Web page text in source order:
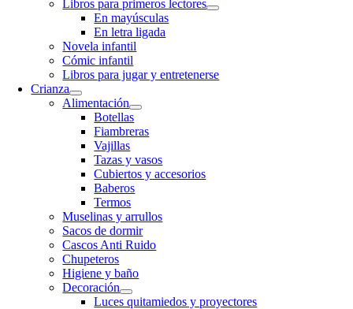
Libros para primeros lectores
En mayúsculas
En letra ligada
Novela infantil
Cómic infantil
Libros para jugar y entretenerse
Crianza
Alimentación
Botellas
Fiambreras
Vajillas
Tazas y vasos
Cubiertos y accesorios
Baberos
Termos
Muselinas y arrullos
Sacos de dormir
Cascos Anti Ruido
Chupeteros
Higiene y baño
Decoración
Luces quitamiedos y proyectores